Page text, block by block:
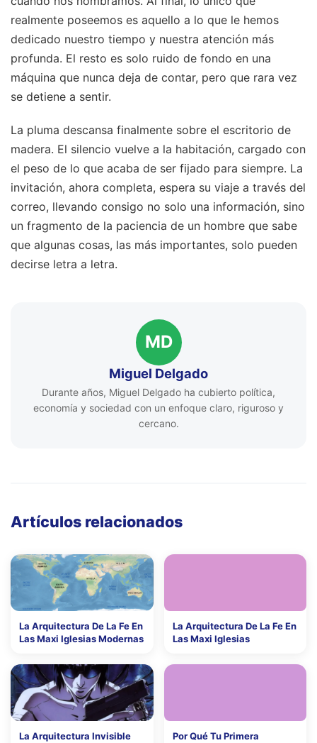
realmente poseemos es aquello a lo que le hemos
dedicado nuestro tiempo y nuestra atención más
profunda. El resto es solo ruido de fondo en una
máquina que nunca deja de contar, pero que rara vez
se detiene a sentir.
La pluma descansa finalmente sobre el escritorio de
madera. El silencio vuelve a la habitación, cargado con
el peso de lo que acaba de ser fijado para siempre. La
invitación, ahora completa, espera su viaje a través del
correo, llevando consigo no solo una información, sino
un fragmento de la paciencia de un hombre que sabe
que algunas cosas, las más importantes, solo pueden
decirse letra a letra.
MD
Miguel Delgado
Durante años, Miguel Delgado ha cubierto política,
economía y sociedad con un enfoque claro, riguroso y
cercano.
Artículos relacionados
La Arquitectura De La Fe En
Las Maxi Iglesias Modernas
La Arquitectura De La Fe En
Las Maxi Iglesias
La Arquitectura Invisible
Por Qué Tu Primera